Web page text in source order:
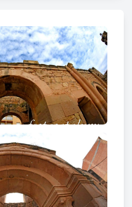
aproximadament. Havia de
i prometia esdevenir un
contrades a les acaballes
es va començar amb
un any es va parar. El motiu
econòmica que va seguir
de l’hivern del 1869-
molt la producció agrícola i
al poble. A més, hi
i inseguretat en la situació
les seves finques per